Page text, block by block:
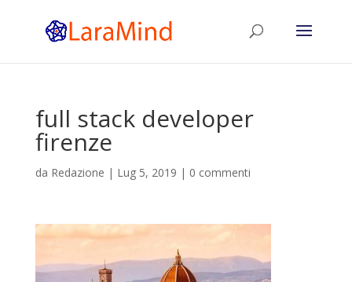
full stack developer
firenze
da Redazione | Lug 5, 2019 | 0 commenti